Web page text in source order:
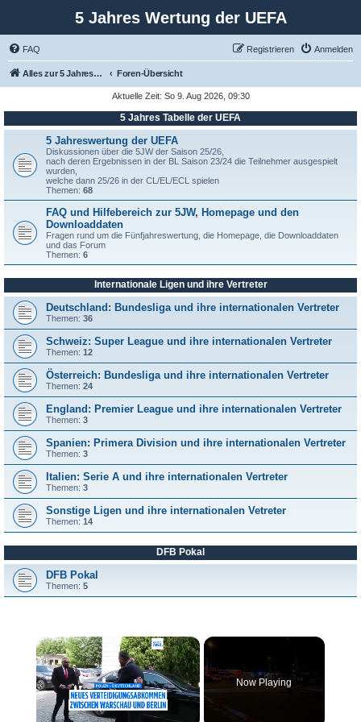
5 Jahres Wertung der UEFA
FAQ Anmelden
Registrieren
Alles zur 5 Jahreswertung / Tabelle der UEFA mit vielen Statistiken. Foren-Übersicht
Aktuelle Zeit: So 9. Aug 2026, 09:30
5 Jahres Tabelle der UEFA
5 Jahreswertung der UEFA
Diskussionen über die 5JW der Saison 25/26,
nach deren Ergebnissen in der BL Saison 23/24 die Teilnehmer ausgespielt
wurden,
welche dann 25/26 in der CL/EL/ECL spielen
Themen: 68
FAQ und Hilfebereich zur 5JW, Homepage und den
Downloaddaten
Fragen rund um die Fünfjahreswertung, die Homepage, die Downloaddaten
und das Forum
Themen: 6
Internationale Ligen und ihre Vertreter
Deutschland: Bundesliga und ihre internationalen Vertreter
Themen: 36
Schweiz: Super League und ihre internationalen Vertreter
Themen: 12
Österreich: Bundesliga und ihre internationalen Vertreter
Themen: 24
England: Premier League und ihre internationalen Vertreter
Themen: 3
Spanien: Primera Division und ihre internationalen Vertreter
Themen: 3
Italien: Serie A und ihre internationalen Vertreter
Themen: 3
Sonstige Ligen und ihre internationalen Vetreter
Themen: 14
DFB Pokal
DFB Pokal
Themen: 5
×
Now Playing